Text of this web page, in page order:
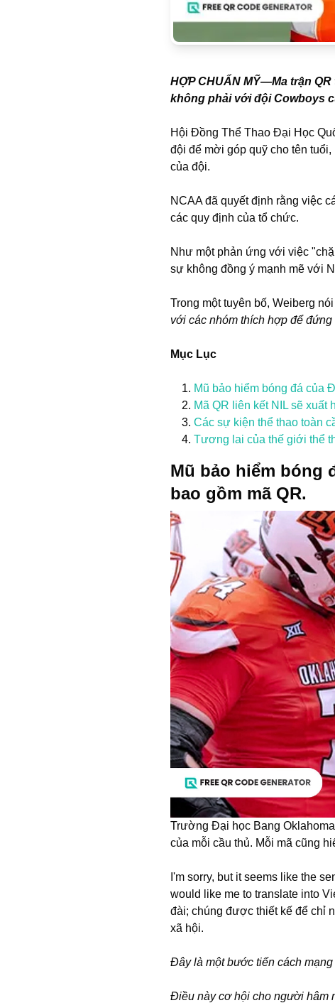
HỢP CHUẨN MỸ—Ma trận
không phải với đội Cowboys
Hội Đồng Thể Thao Đại Học
đội để mời góp quỹ cho tên
của đội.
NCAA đã quyết định rằng việc
các quy định của tổ chức.
Như một phản ứng với việc
sự không đồng ý mạnh mẽ với
Trong một tuyên bố, Weiberg
với các nhóm thích hợp để
Mục Lục
Mũ bảo hiểm bóng đá của
Mã QR liên kết NIL sẽ xuất
Các sự kiện thể thao toàn
Tương lai của thế giới thể
Mũ bảo hiểm bóng
bao gồm mã QR.
Trường Đại học Bang
của mỗi cầu thủ. Mỗi mã cũng
I'm sorry, but it seems like the
would like me to translate into
đài; chúng được thiết kế để chỉ
xã hội.
Đây là một bước tiến cách
Điều này cơ hội cho người hâm